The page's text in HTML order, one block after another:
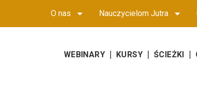
O nas Nauczycielom Jutra
WEBINARY KURSY ŚCIEŻKI